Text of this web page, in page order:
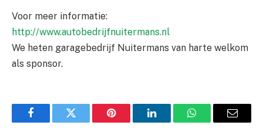
Voor meer informatie:
http://www.autobedrijfnuitermans.nl
We heten garagebedrijf Nuitermans van harte welkom
als sponsor.
FacebookTwitter Pinterest LinkedInWhatsAppEmail